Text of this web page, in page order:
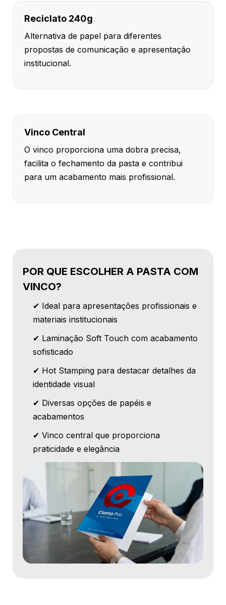
Reciclato 240g
Alternativa de papel para diferentes
propostas de comunicação e apresentação
institucional.
Vinco Central
O vinco proporciona uma dobra precisa,
facilita o fechamento da pasta e contribui
para um acabamento mais profissional.
POR QUE ESCOLHER A PASTA COM
VINCO?
✔ Ideal para apresentações profissionais e
materiais institucionais
✔ Laminação Soft Touch com acabamento
sofisticado
✔ Hot Stamping para destacar detalhes da
identidade visual
✔ Diversas opções de papéis e
acabamentos
✔ Vinco central que proporciona
praticidade e elegância